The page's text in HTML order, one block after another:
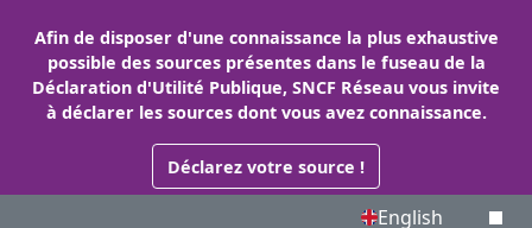
Afin de disposer d'une connaissance la plus exhaustive
possible des sources présentes dans le fuseau de la
Déclaration d'Utilité Publique, SNCF Réseau vous invite
à déclarer les sources dont vous avez connaissance.
Déclarez votre source !
English